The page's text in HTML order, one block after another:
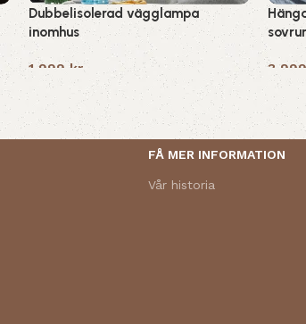
Dubbelisolerad vägglampa
inomhus
1,999 kr 3,999
FÅ MER INFORMATION
Vår historia